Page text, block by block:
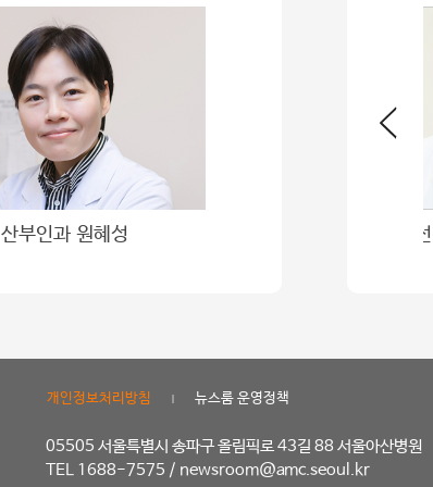
산부인과 원혜성
05505 서울특별시 송파구 올림픽로 43길 88 서울아산병원
TEL 1688-7575 / newsroom@amc.seoul.kr
개인정보처리방침 뉴스룸 운영정책